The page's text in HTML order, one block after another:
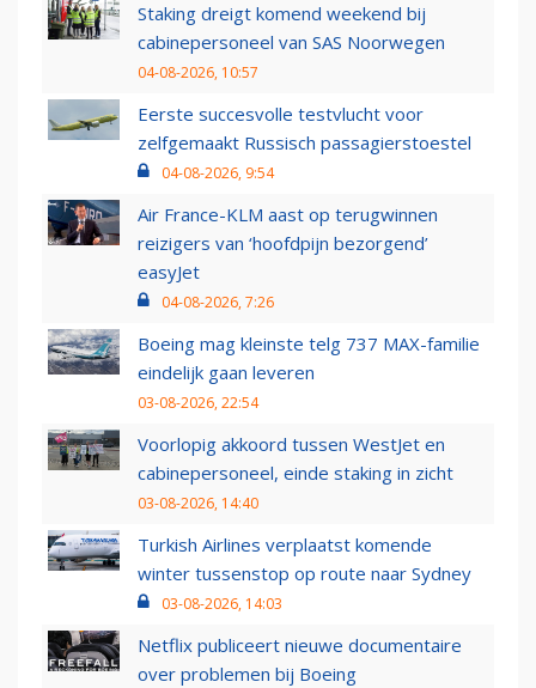
Staking dreigt komend weekend bij
cabinepersoneel van SAS Noorwegen
04-08-2026, 10:57
Eerste succesvolle testvlucht voor
zelfgemaakt Russisch passagierstoestel
04-08-2026, 9:54
Air France-KLM aast op terugwinnen
reizigers van ‘hoofdpijn bezorgend’
easyJet
04-08-2026, 7:26
Boeing mag kleinste telg 737 MAX-familie
eindelijk gaan leveren
03-08-2026, 22:54
Voorlopig akkoord tussen WestJet en
cabinepersoneel, einde staking in zicht
03-08-2026, 14:40
Turkish Airlines verplaatst komende
winter tussenstop op route naar Sydney
03-08-2026, 14:03
Netflix publiceert nieuwe documentaire
over problemen bij Boeing